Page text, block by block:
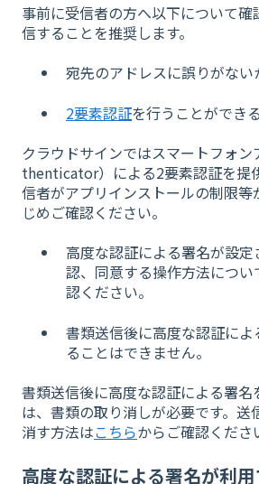
事前に受信者の方へ以下について
信することを推奨します。
宛先のアドレスに誤りがない
2要素認証を行うことができ
クラウドサインではスマートフォ
thenticator）による2要素認証を提
信者がアプリインストールの制限
じめご確認ください。
高度な認証による署名が設
認、同意する操作方法につい
認ください。
書類送信後に高度な認証に
ることはできません。
書類送信後に高度な認証による署
は、書類の取り消しが必要です。送
消す方法はこちらからご確認くださ
高度な認証による署名が利